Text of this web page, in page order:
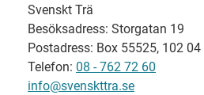
Svenskt Trä
Besöksadress: Storgatan 19
Postadress: Box 55525, 102
Telefon: 08 - 762 72 60
info@svenskttra.se